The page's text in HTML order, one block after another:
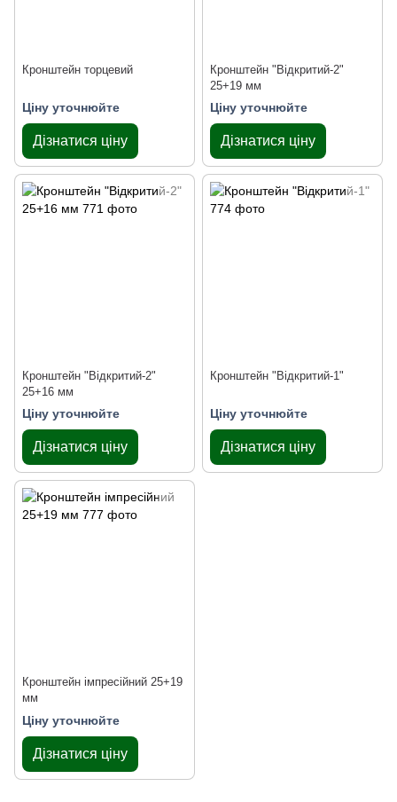
Кронштейн торцевий
Ціну уточнюйте
Дізнатися ціну
Кронштейн "Відкритий-2"
25+19 мм
Ціну уточнюйте
Дізнатися ціну
Кронштейн "Відкритий-2"
25+16 мм
Ціну уточнюйте
Дізнатися ціну
Кронштейн "Відкритий-1"
Ціну уточнюйте
Дізнатися ціну
Кронштейн імпресійний 25+19
мм
Ціну уточнюйте
Дізнатися ціну